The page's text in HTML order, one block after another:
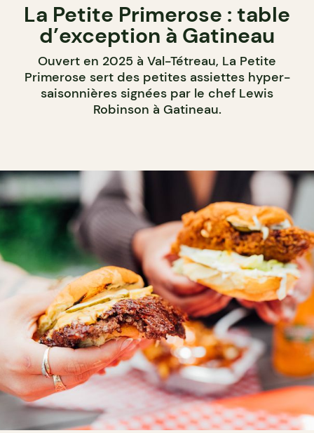
La Petite Primerose : table
d’exception à Gatineau
Ouvert en 2025 à Val-Tétreau, La Petite
Primerose sert des petites assiettes hyper-
saisonnières signées par le chef Lewis
Robinson à Gatineau.